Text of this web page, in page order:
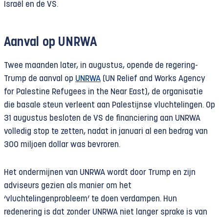
Israël en de VS.
Aanval op UNRWA
Twee maanden later, in augustus, opende de regering-
Trump de aanval op UNRWA (UN Relief and Works Agency
for Palestine Refugees in the Near East), de organisatie
die basale steun verleent aan Palestijnse vluchtelingen. Op
31 augustus besloten de VS de financiering aan UNRWA
volledig stop te zetten, nadat in januari al een bedrag van
300 miljoen dollar was bevroren.
Het ondermijnen van UNRWA wordt door Trump en zijn
adviseurs gezien als manier om het
‘vluchtelingenprobleem’ te doen verdampen. Hun
redenering is dat zonder UNRWA niet langer sprake is van